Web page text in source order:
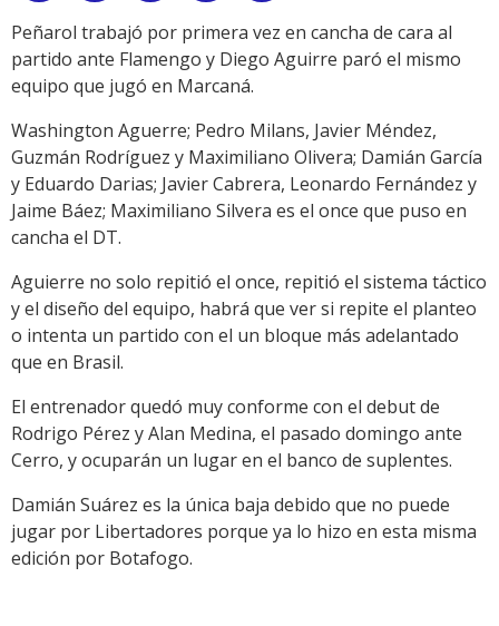
Link
Peñarol trabajó por primera vez en cancha de cara al
partido ante Flamengo y Diego Aguirre paró el mismo
equipo que jugó en Marcaná.
Washington Aguerre; Pedro Milans, Javier Méndez,
Guzmán Rodríguez y Maximiliano Olivera; Damián García
y Eduardo Darias; Javier Cabrera, Leonardo Fernández y
Jaime Báez; Maximiliano Silvera es el once que puso en
cancha el DT.
Aguierre no solo repitió el once, repitió el sistema táctico
y el diseño del equipo, habrá que ver si repite el planteo
o intenta un partido con el un bloque más adelantado
que en Brasil.
El entrenador quedó muy conforme con el debut de
Rodrigo Pérez y Alan Medina, el pasado domingo ante
Cerro, y ocuparán un lugar en el banco de suplentes.
Damián Suárez es la única baja debido que no puede
jugar por Libertadores porque ya lo hizo en esta misma
edición por Botafogo.